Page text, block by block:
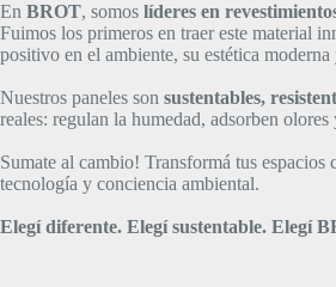
En BROT, somos líderes en
Fuimos los primeros en traer este material
positivo en el ambiente, su estética
Nuestros paneles son sustentables,
reales: regulan la humedad, adsorben
Sumate al cambio! Transformá tus
tecnología y conciencia ambiental.
Elegí diferente. Elegí sustentable. Elegí